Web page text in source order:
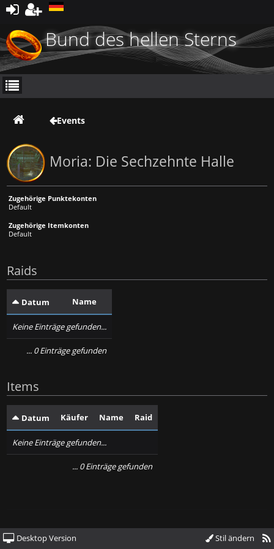
Registrieren
Bund des hellen Sterns
Events
Moria: Die Sechzehnte Halle
Zugehörige Punktekonten
Default
Zugehörige Itemkonten
Default
Raids
Datum Name
Keine Einträge gefunden...
... 0 Einträge gefunden
Items
Datum Käufer Name Raid
Keine Einträge gefunden...
... 0 Einträge gefunden
Desktop Version Stil ändern